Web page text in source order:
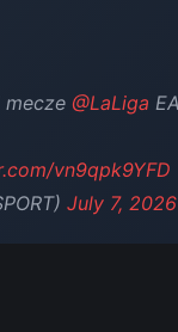
mecze @LaLiga
vn9qpk9YFD
July 7, 2026